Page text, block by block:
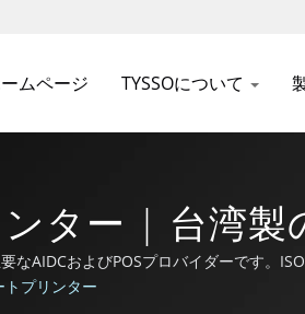
ムページ TYSSOについて
ター | 台湾製
なAIDCおよびPOSプロバイダーです。
ることに取り組んでいます。
トプリンター